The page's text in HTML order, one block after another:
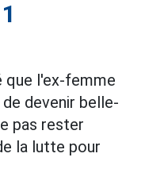
que l'ex-femme
devenir belle-
pas rester
la lutte pour